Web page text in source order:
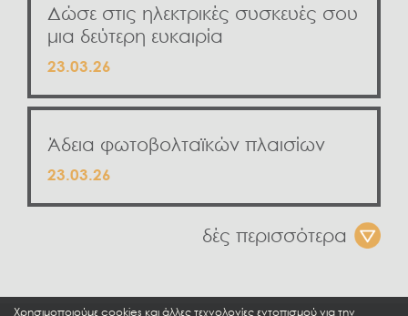
Χρησιμοποιούμε cookies και άλλες τεχνολογίες εντοπισμού για την
Δώσε στις ηλεκτρικές συσκευές σου
μια δεύτερη ευκαιρία
23.03.26
Άδεια φωτοβολταϊκών πλαισίων
23.03.26
δές περισσότερα